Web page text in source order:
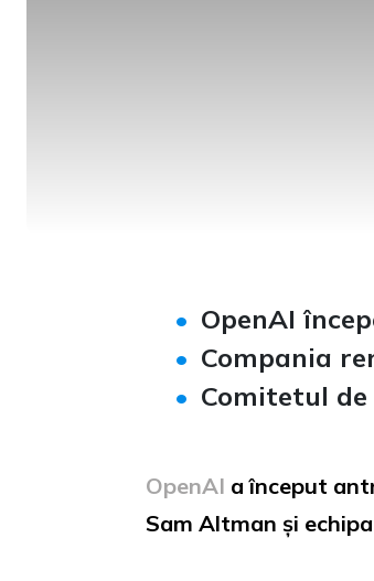
OpenAI
Compania
Comitetul
OpenAI a început
Sam Altman și